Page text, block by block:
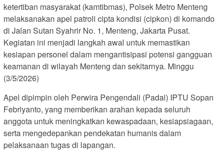
ketertiban masyarakat (kamtibmas), Polsek Metro Menteng
melaksanakan apel patroli cipta kondisi (cipkon) di komando
di Jalan Sutan Syahrir No. 1, Menteng, Jakarta Pusat.
Kegiatan ini menjadi langkah awal untuk memastikan
kesiapan personel dalam mengantisipasi potensi gangguan
keamanan di wilayah Menteng dan sekitarnya. Minggu
(3/5/2026)
Apel dipimpin oleh Perwira Pengendali (Padal) IPTU Sopan
Febriyanto, yang memberikan arahan kepada seluruh
anggota untuk meningkatkan kewaspadaan, kesiapsiagaan,
serta mengedepankan pendekatan humanis dalam
pelaksanaan tugas di lapangan.